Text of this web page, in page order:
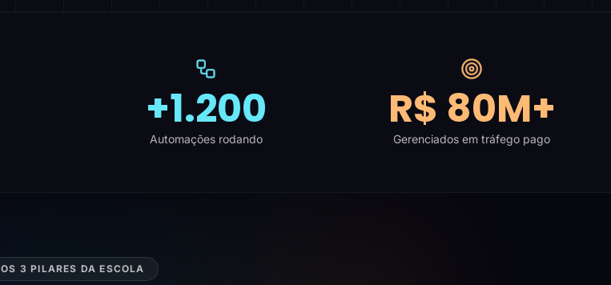
+1.200
Automações rodando
R$ 80M+
Gerenciados em tráfego pago
OS 3 PILARES DA ESCOLA